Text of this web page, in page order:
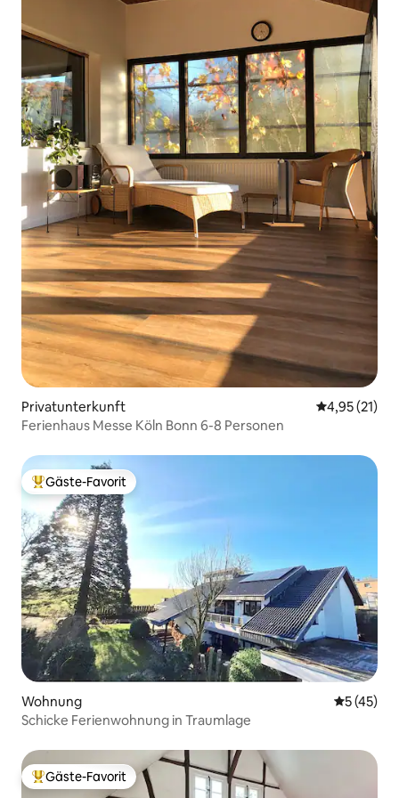
Privatunterkunft
4,95 (21)
Ferienhaus Messe Köln Bonn 6-8 Personen
Beliebter Gäste-Favorit.
Gäste-Favorit
Wohnung
5 (45)
Schicke Ferienwohnung in Traumlage
Beliebter Gäste-Favorit.
Gäste-Favorit